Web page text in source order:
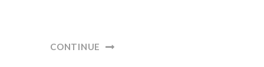
CONTINUE